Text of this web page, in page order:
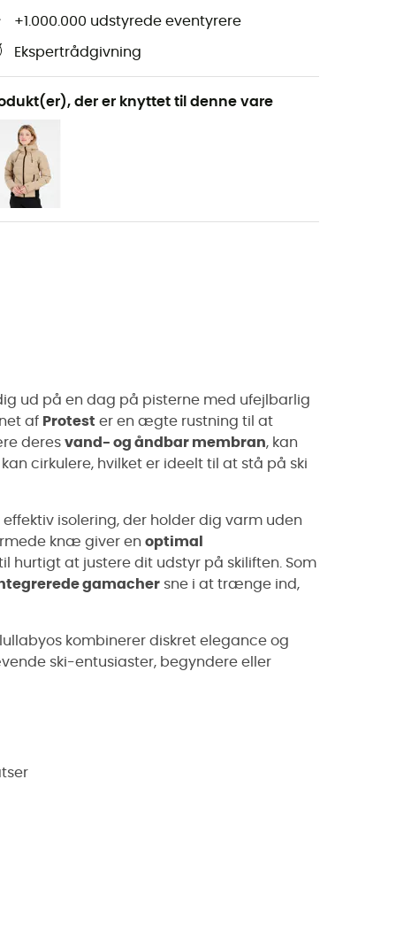
+1.000.000 udstyrede eventyrere
Ekspertrådgivning
der er knyttet til denne vare
ud på en dag på pisterne med ufejlbarlig
af Protest er en ægte rustning til at
deres vand- og åndbar membran, kan
cirkulere, hvilket er ideelt til at stå på ski
isolering, der holder dig varm uden
knæ giver en optimal
hurtigt at justere dit udstyr på skiliften. Som
gamacher sne i at trænge ind,
kombinerer diskret elegance og
ski-entusiaster, begyndere eller